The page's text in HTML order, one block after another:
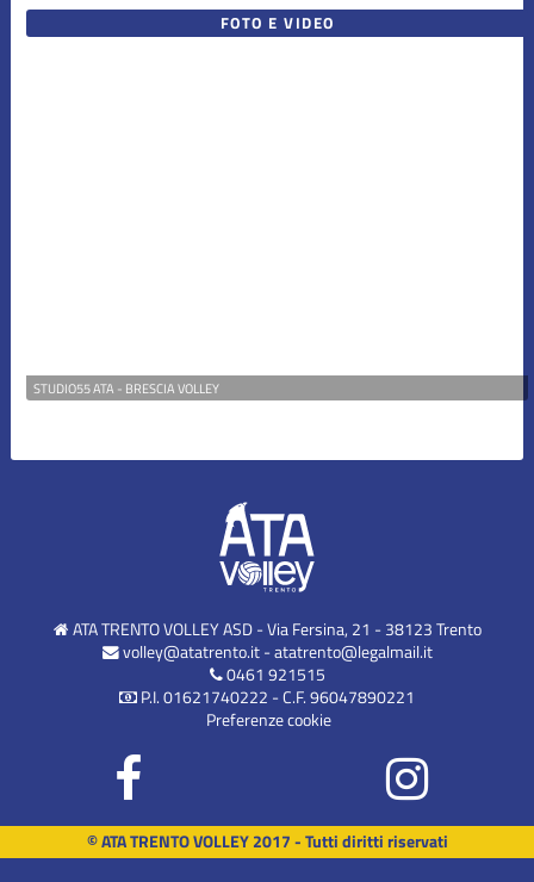
FOTO E VIDEO
STUDIO55 ATA - BRESCIA VOLLEY
ATA TRENTO VOLLEY ASD - Via Fersina, 21 - 38123 Trento
volley@atatrento.it-atatrento@legalmail.it
0461 921515
P.I. 01621740222 - C.F. 96047890221
Preferenze cookie
© ATA TRENTO VOLLEY 2017 - Tutti diritti riservati